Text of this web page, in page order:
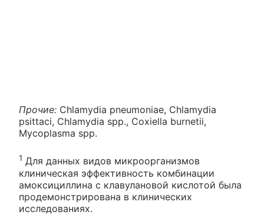
Прочие: Chlamydia pneumoniae, Chlamydia
psittaci, Chlamydia spp., Coxiella burnetii,
Mycoplasma spp.
1 Для данных видов микроорганизмов
клиническая эффективность комбинации
амоксициллина с клавулановой кислотой была
продемонстрирована в клинических
исследованиях.